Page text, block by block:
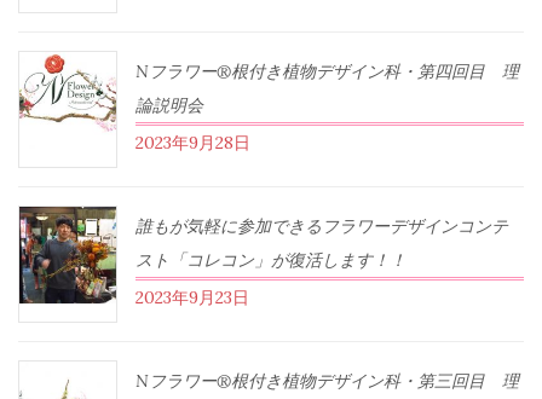
Nフラワー®根付き植物デザイン科・第四回目 理
論説明会
2023年9月28日
誰もが気軽に参加できるフラワーデザインコンテ
スト「コレコン」が復活します！！
2023年9月23日
Nフラワー®根付き植物デザイン科・第三回目 理